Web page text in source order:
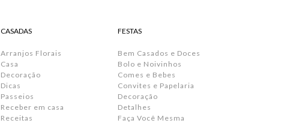
CASADAS
Arranjos Florais
Casa
Decoração
Dicas
Passeios
Receber em casa
Receitas
FESTAS
Bem Casados e Doces
Bolo e Noivinhos
Comes e Bebes
Convites e Papelaria
Decoração
Detalhes
Faça Você Mesma